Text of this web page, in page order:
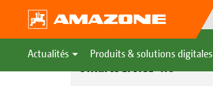
Actualités Produits & solutions digitales